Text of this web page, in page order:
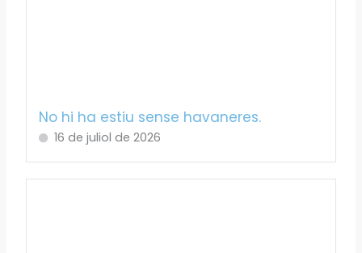
No hi ha estiu sense havaneres.
16 de juliol de 2026